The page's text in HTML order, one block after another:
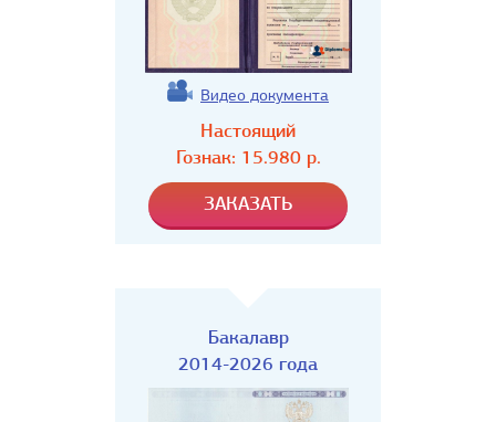
Видео документа
Настоящий
Гознак: 15.980р.
Бакалавр
2014-2026 года